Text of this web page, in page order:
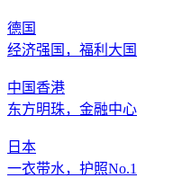
德国
经济强国，福利大国
中国香港
东方明珠，金融中心
日本
一衣带水，护照No.1